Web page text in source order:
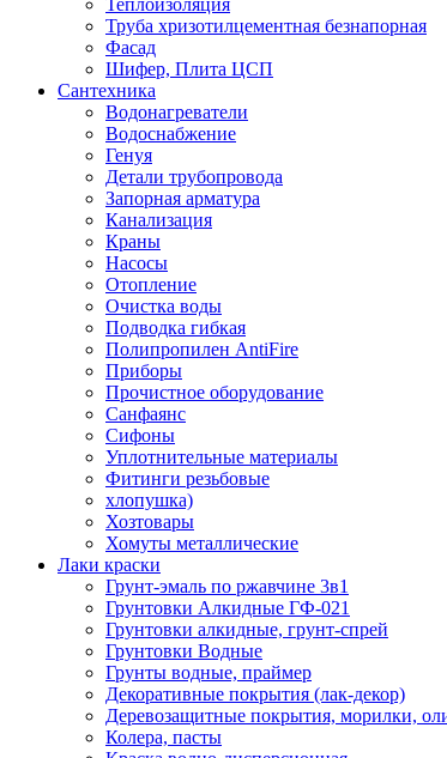
Теплоизоляция
Труба хризотилцементная безнапорная
Фасад
Шифер, Плита ЦСП
Сантехника
Водонагреватели
Водоснабжение
Генуя
Детали трубопровода
Запорная арматура
Канализация
Краны
Насосы
Отопление
Очистка воды
Подводка гибкая
Полипропилен AntiFire
Приборы
Прочистное оборудование
Санфаянс
Сифоны
Уплотнительные материалы
Фитинги резьбовые
хлопушка)
Хозтовары
Хомуты металлические
Лаки краски
Грунт-эмаль по ржавчине 3в1
Грунтовки Алкидные ГФ-021
Грунтовки алкидные, грунт-спрей
Грунтовки Водные
Грунты водные, праймер
Декоративные покрытия (лак-декор)
Деревозащитные покрытия, морилки,
Колера, пасты